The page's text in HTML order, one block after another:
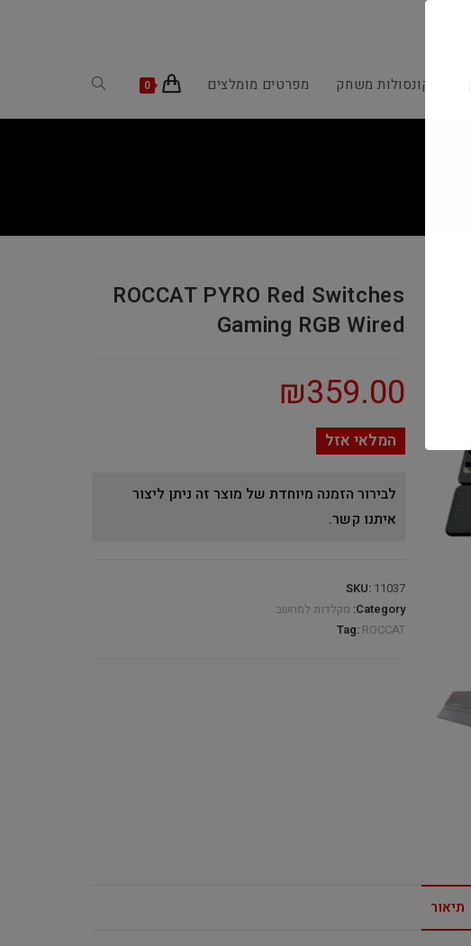
קונסולות משחק מפרטים מומלצים 0
Toggle
ROCCAT PYRO Red Switches
Gaming RGB Wired
₪359.00
המלאי אזל
לבירור הזמנה מיוחדת של מוצר זה ניתן ליצור
איתנו קשר.
SKU: 11037
Category: מקלדות למחשב
Tag: ROCCAT
תיאור